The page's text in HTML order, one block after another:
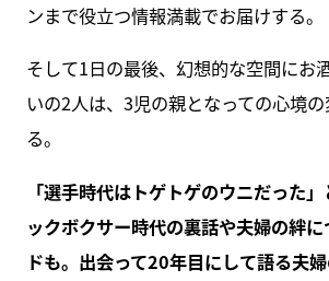
ンまで役立つ情報満載でお届けする。
そして1日の最後、幻想的な空間にお
いの2人は、3児の親となっての心境
る。
「選手時代はトゲトゲのウニだった
ックボクサー時代の裏話や夫婦の絆
ドも。出会って20年目にして語る夫